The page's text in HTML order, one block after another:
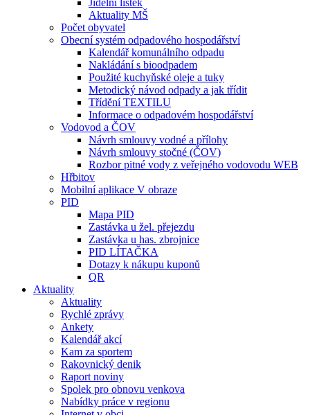
Jídelní lístek
Aktuality MŠ
Počet obyvatel
Obecní systém odpadového hospodářství
Kalendář komunálního odpadu
Nakládání s bioodpadem
Použité kuchyňské oleje a tuky
Metodický návod odpady a jak třídit
Třídění TEXTILU
Informace o odpadovém hospodářství
Vodovod a ČOV
Návrh smlouvy vodné a přílohy
Návrh smlouvy stočné (ČOV)
Rozbor pitné vody z veřejného vodovodu WEB
Hřbitov
Mobilní aplikace V obraze
PID
Mapa PID
Zastávka u žel. přejezdu
Zastávka u has. zbrojnice
PID LÍTAČKA
Dotazy k nákupu kuponů
QR
Aktuality
Aktuality
Rychlé zprávy
Ankety
Kalendář akcí
Kam za sportem
Rakovnický denik
Raport noviny
Spolek pro obnovu venkova
Nabídky práce v regionu